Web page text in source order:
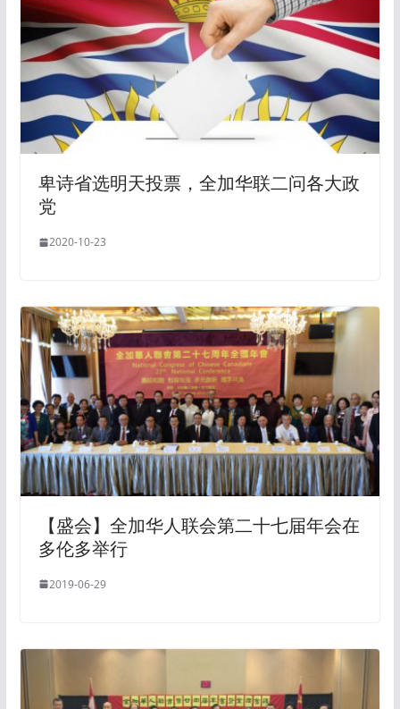
卑诗省选明天投票，全加华联二问各大政
党
2020-10-23
【盛会】全加华人联会第二十七届年会在
多伦多举行
2019-06-29